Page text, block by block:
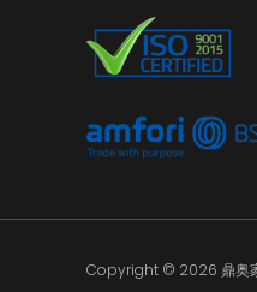
Copyright © 2026 鼎奥